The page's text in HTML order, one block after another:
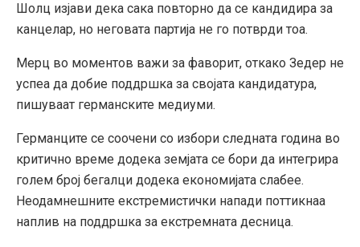
Шолц изјави дека сака повторно да се кандидира за
канцелар, но неговата партија не го потврди тоа.
Мерц во моментов важи за фаворит, откако Зедер не
успеа да добие поддршка за својата кандидатура,
пишуваат германските медиуми.
Германците се соочени со избори следната година во
критично време додека земјата се бори да интегрира
голем број бегалци додека економијата слабее.
Неодамнешните екстремистички напади поттикнаа
наплив на поддршка за екстремната десница.